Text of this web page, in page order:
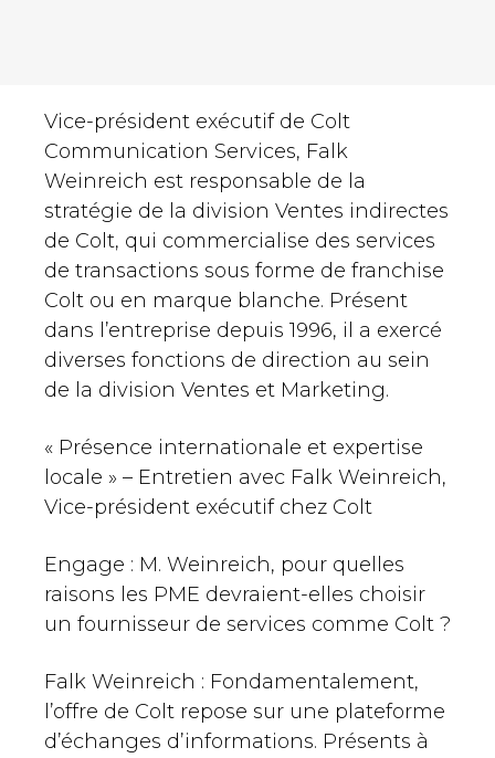
Vice-président exécutif de Colt
Communication Services, Falk
Weinreich est responsable de la
stratégie de la division Ventes indirectes
de Colt, qui commercialise des services
de transactions sous forme de franchise
Colt ou en marque blanche. Présent
dans l’entreprise depuis 1996, il a exercé
diverses fonctions de direction au sein
de la division Ventes et Marketing.
« Présence internationale et expertise
locale » – Entretien avec Falk Weinreich,
Vice-président exécutif chez Colt
Engage : M. Weinreich, pour quelles
raisons les PME devraient-elles choisir
un fournisseur de services comme Colt ?
Falk Weinreich : Fondamentalement,
l’offre de Colt repose sur une plateforme
d’échanges d’informations. Présents à